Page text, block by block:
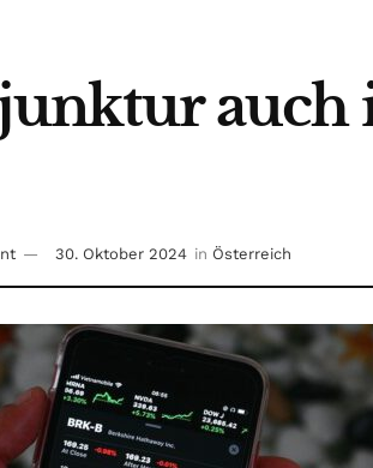
30. Oktober 2024 in Österreich